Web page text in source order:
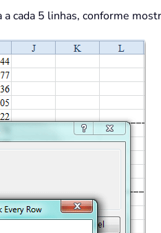
cada 5 linhas, conforme